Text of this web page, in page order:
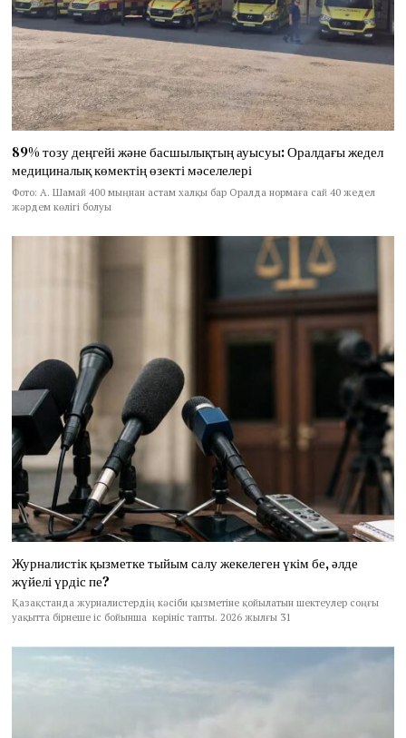
89% тозу деңгейі және басшылықтың ауысуы: Оралдағы жедел
медициналық көмектің өзекті мәселелері
Фото: А. Шамай 400 мыңнан астам халқы бар Оралда нормаға сай 40 жедел
жәрдем көлігі болуы
Журналистік қызметке тыйым салу жекелеген үкім бе, әлде
жүйелі үрдіс пе?
Қазақстанда журналистердің кәсіби қызметіне қойылатын шектеулер соңғы
уақытта бірнеше іс бойынша көрініс тапты. 2026 жылғы 31